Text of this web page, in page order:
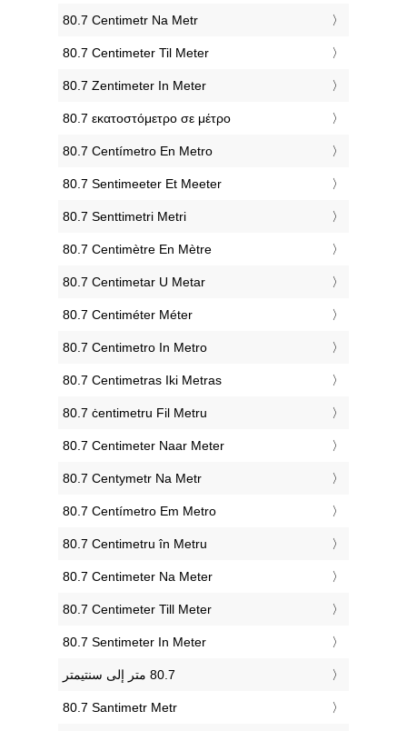
‎80.7 Centimetr Na Metr
‎80.7 Centimeter Til Meter
‎80.7 Zentimeter In Meter
‎80.7 εκατοστόμετρο σε μέτρο
‎80.7 Centímetro En Metro
‎80.7 Sentimeeter Et Meeter
‎80.7 Senttimetri Metri
‎80.7 Centimètre En Mètre
‎80.7 Centimetar U Metar
‎80.7 Centiméter Méter
‎80.7 Centimetro In Metro
‎80.7 Centimetras Iki Metras
‎80.7 ċentimetru Fil Metru
‎80.7 Centimeter Naar Meter
‎80.7 Centymetr Na Metr
‎80.7 Centímetro Em Metro
‎80.7 Centimetru în Metru
‎80.7 Centimeter Na Meter
‎80.7 Centimeter Till Meter
‎80.7 Sentimeter In Meter
‎80.7 Santimetr Metr